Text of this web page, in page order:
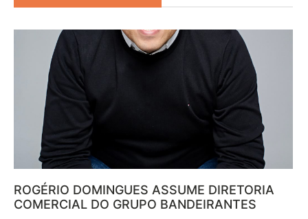
ROGÉRIO DOMINGUES ASSUME DIRETORIA
COMERCIAL DO GRUPO BANDEIRANTES